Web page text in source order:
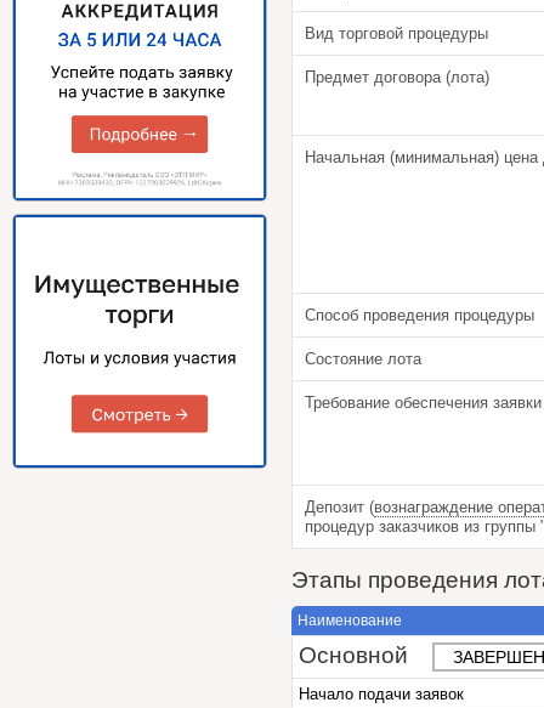
Вид торговой процедуры
Предмет договора (лота)
Начальная (минимальная) цена
Способ проведения процедуры
Состояние лота
Требование обеспечения
Депозит (вознаграждение
процедур заказчиков из
Этапы проведения
Наименование
Основной
Начало подачи заявок